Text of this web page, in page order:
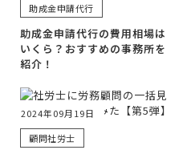
助成金申請代行
助成金申請代行の費用相場は
いくら？おすすめの事務所を
紹介！
2024年09月19日
顧問社労士